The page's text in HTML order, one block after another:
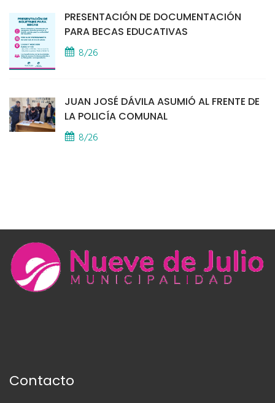
PRESENTACIÓN DE DOCUMENTACIÓN
PARA BECAS EDUCATIVAS
8/26
JUAN JOSÉ DÁVILA ASUMIÓ AL FRENTE DE
LA POLICÍA COMUNAL
8/26
Contacto